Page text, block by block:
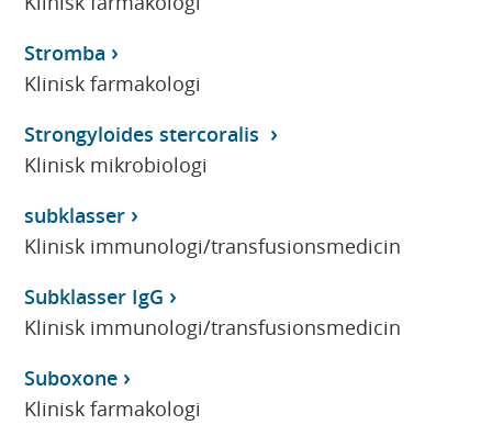
Stromba
Klinisk farmakologi
Strongyloides stercoralis
Klinisk mikrobiologi
subklasser
Klinisk immunologi/transfusionsmedicin
Subklasser IgG
Klinisk immunologi/transfusionsmedicin
Suboxone
Klinisk farmakologi